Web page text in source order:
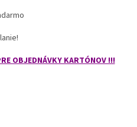
OBJEDNÁVKY KARTÓNOV !!!